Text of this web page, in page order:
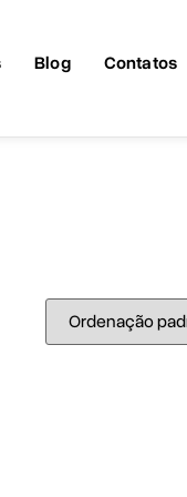
Blog Contatos